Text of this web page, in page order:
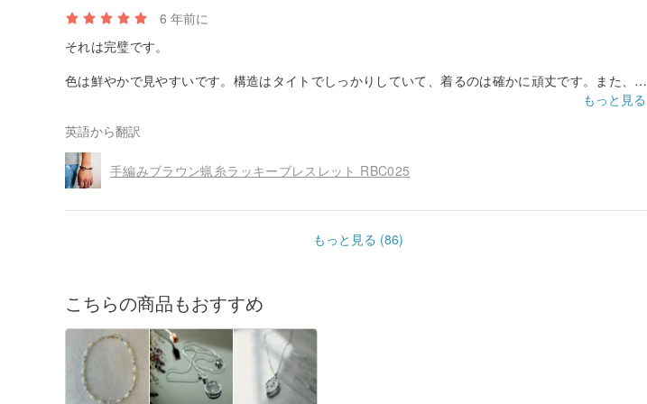
6 年前に
それは完璧です。
色は鮮やかで見やすいです。構造はタイトでしっかりしていて、着るのは確かに頑丈です。また、取
り扱いのヒントに関する個人的な手書きのメモが付属しているため、さらに特別なものになります。
全体として、私が注文したいことについて話し合ってからコミュニケーションまでのプロセス全体、
あなたが彼らの誠実さを感じ、あなたが大切にされているすべてのやり取り。私は間違いなくまた戻
ってきます:)
もっと見る
英語から翻訳
手編みブラウン蝋糸ラッキーブレスレット RBC025
もっと見る (86)
こちらの商品もおすすめ